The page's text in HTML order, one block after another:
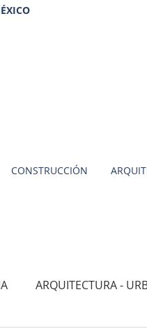
CONSTRUCCIÓN
ARQUITECTURA -